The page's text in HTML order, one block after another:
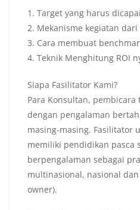
1. Target yang harus
2. Mekanisme kegiatan dari
3. Cara membuat
4. Teknik Menghitung ROI
Siapa Fasilitator Kami?
Para Konsultan,
dengan pengalaman
masing-masing. Fasilitator
memiliki pendidikan pasca
berpengalaman sebagai
multinasional, nasional
owner).